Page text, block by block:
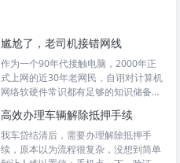
尴尬了，老司机接错网线
作为一个90年代接触电脑，2000年正
式上网的近30年老网民，自诩对计算机
网络软硬件常识都有足够的知识储备，
高效办理车辆解除抵押手续
我车贷结清后，需要办理解除抵押手
续，原本以为流程很复杂，没想到简单